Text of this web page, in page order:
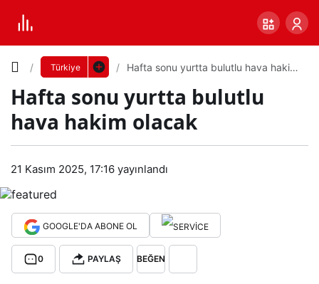
Türkiye
Hafta sonu yurtta bulutlu hava hakim
Hafta sonu yurtta bulutlu
hava hakim olacak
21 Kasım 2025, 17:16 yayınlandı
GOOGLE'DA ABONE OL
0 PAYLAŞ BEĞEN
Haft
son
u
Yazı
Boyutunu
Küçük 100% Dev
Varsayılana